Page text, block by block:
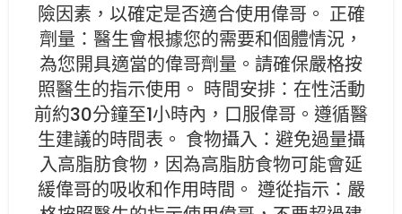
險因素，以確定是否適合使用偉哥。 正確
劑量：醫生會根據您的需要和個體情況，
為您開具適當的偉哥劑量。請確保嚴格按
照醫生的指示使用。 時間安排：在性活動
前約30分鐘至1小時內，口服偉哥。遵循醫
生建議的時間表。 食物攝入：避免過量攝
入高脂肪食物，因為高脂肪食物可能會延
緩偉哥的吸收和作用時間。 遵從指示：嚴